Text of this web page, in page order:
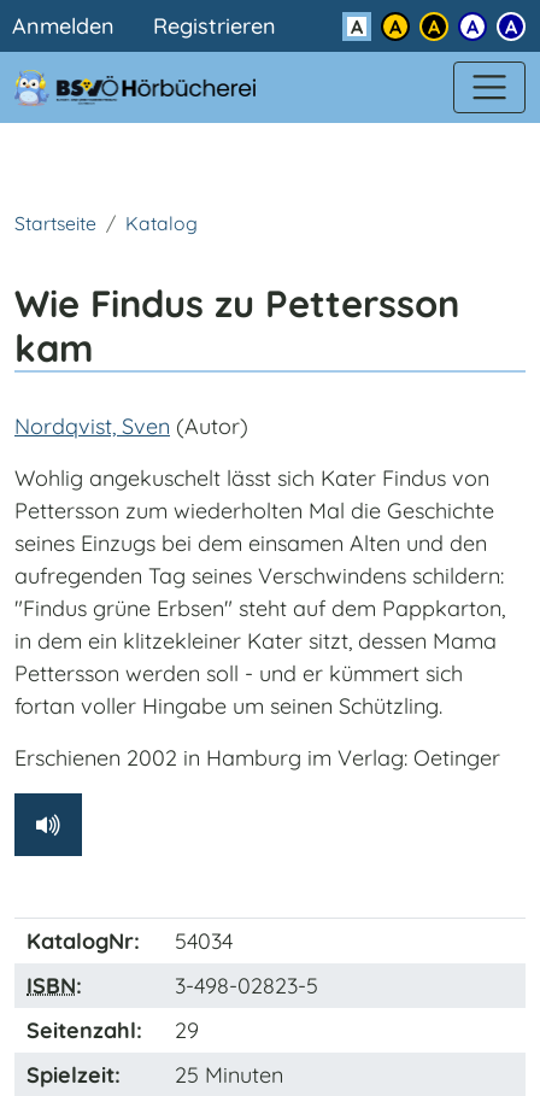
Direkt zum Inhalt
Benutzermenü
Anmelden Registrieren Kontrast
Startseite Katalog
Wie Findus zu Pettersson
kam
Nordqvist, Sven (Autor)
Wohlig angekuschelt lässt sich Kater Findus von
Pettersson zum wiederholten Mal die Geschichte
seines Einzugs bei dem einsamen Alten und den
aufregenden Tag seines Verschwindens schildern:
"Findus grüne Erbsen" steht auf dem Pappkarton,
in dem ein klitzekleiner Kater sitzt, dessen Mama
Pettersson werden soll - und er kümmert sich
fortan voller Hingabe um seinen Schützling.
Erschienen 2002 in Hamburg im Verlag: Oetinger
KatalogNr:
54034
ISBN:
3-498-02823-5
Seitenzahl:
29
Spielzeit:
25 Minuten